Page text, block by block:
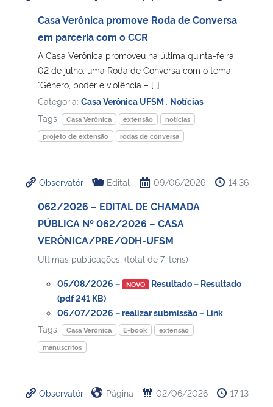
Casa Verônica promove Roda de Conversa
em parceria com o CCR
A Casa Verônica promoveu na última quinta-feira,
02 de julho, uma Roda de Conversa com o tema:
“Gênero, poder e violência – […]
Categoria: Casa Verônica UFSM
Notícias
Tags:
Casa Verônica extensão
notícias
projeto de extensão
rodas de conversa
Observatór Edital 09/06/2026 14:36
062/2026 – EDITAL DE CHAMADA
PÚBLICA Nº 062/2026 – CASA
VERÔNICA/PRE/ODH-UFSM
Ultimas publicações: (total de 7 itens)
05/08/2026 – NOVO Resultado – Resultado
(pdf 241 KB)
06/07/2026 – realizar submissão – Link
Tags:
Casa Verônica E-book
extensão
manuscritos
Observatór Página 02/06/2026 17:13